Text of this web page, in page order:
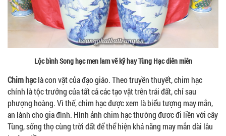
Lộc bình Song hạc men lam vẽ kỹ hay Tùng Hạc diên miên
Chim hạclà con vật của đạo giáo. Theo truyền thuyết, chim hạc
chính là tộc trưởng của tất cả các tạo vật trên trái đất, chỉ sau
phượng hoàng. Vì thế, chim hạc được xem là biểu tượng may mắn,
an lành cho gia đình. Hình ảnh chim hạc thường đươc đi liền với cây
Tùng, sống thọ cùng trời đất để thể hiện khả năng may mắn dài lâu